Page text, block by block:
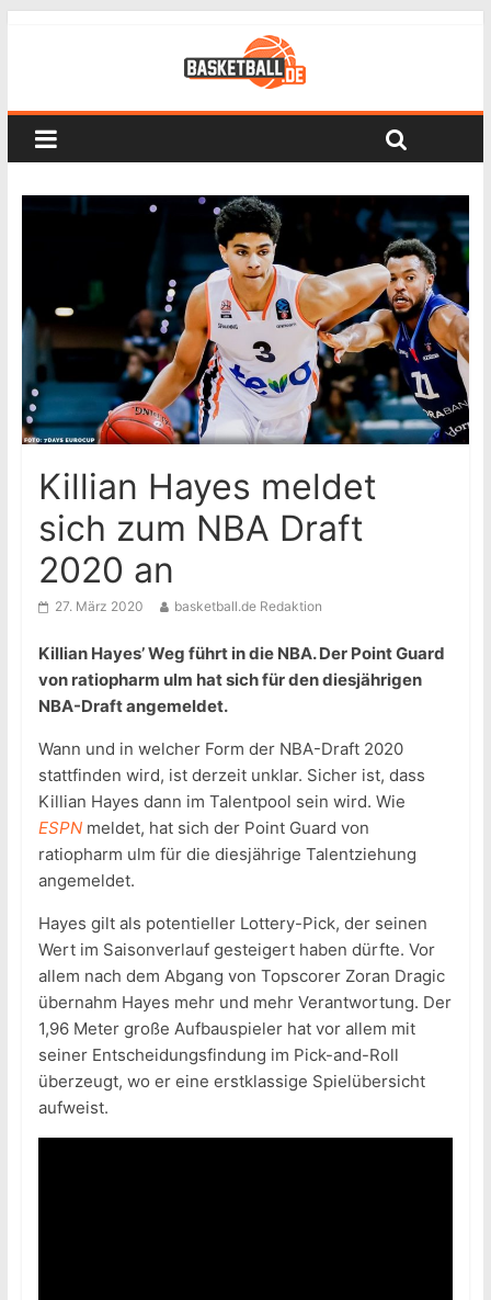
Killian Hayes meldet
sich zum NBA Draft
2020 an
27. März 2020 basketball.de Redaktion
Killian Hayes’ Weg führt in die NBA. Der Point Guard
von ratiopharm ulm hat sich für den diesjährigen
NBA-Draft angemeldet.
Wann und in welcher Form der NBA-Draft 2020
stattfinden wird, ist derzeit unklar. Sicher ist, dass
Killian Hayes dann im Talentpool sein wird. Wie
ESPNmeldet, hat sich der Point Guard von
ratiopharm ulm für die diesjährige Talentziehung
angemeldet.
Hayes gilt als potentieller Lottery-Pick, der seinen
Wert im Saisonverlauf gesteigert haben dürfte. Vor
allem nach dem Abgang von Topscorer Zoran Dragic
übernahm Hayes mehr und mehr Verantwortung. Der
1,96 Meter große Aufbauspieler hat vor allem mit
seiner Entscheidungsfindung im Pick-and-Roll
überzeugt, wo er eine erstklassige Spielübersicht
aufweist.